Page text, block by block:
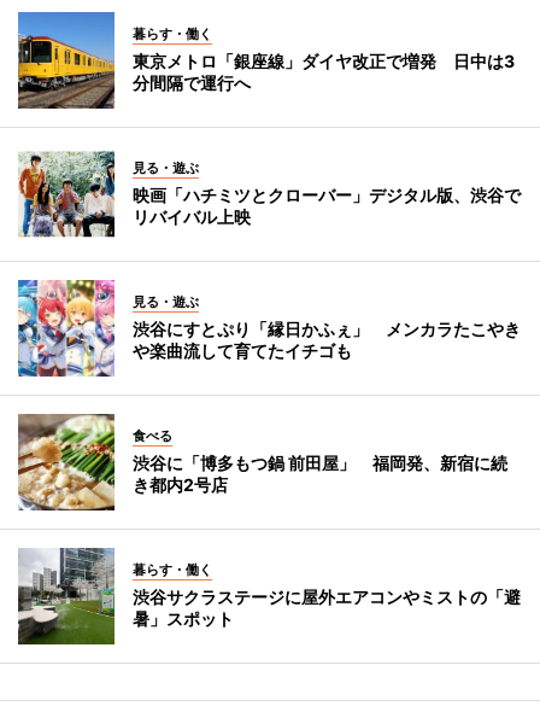
暮らす・働く
東京メトロ「銀座線」ダイヤ改正で増発 日中は3
分間隔で運行へ
見る・遊ぶ
映画「ハチミツとクローバー」デジタル版、渋谷で
リバイバル上映
見る・遊ぶ
渋谷にすとぷり「縁日かふぇ」 メンカラたこやき
や楽曲流して育てたイチゴも
食べる
渋谷に「博多もつ鍋 前田屋」 福岡発、新宿に続
き都内2号店
暮らす・働く
渋谷サクラステージに屋外エアコンやミストの「避
暑」スポット